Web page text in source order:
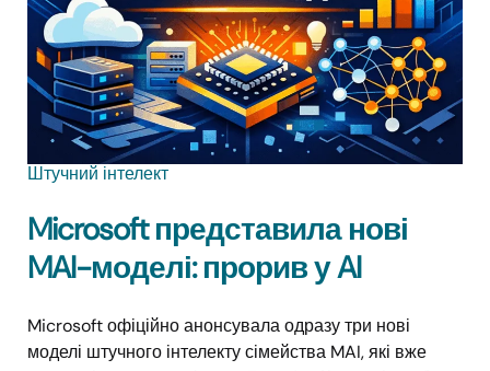
Штучний інтелект
Microsoft представила нові
MAI-моделі: прорив у AI
Microsoft офіційно анонсувала одразу три нові
моделі штучного інтелекту сімейства MAI, які вже